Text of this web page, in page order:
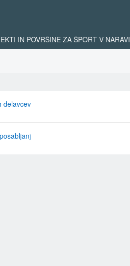
IN POVRŠINE ZA ŠPORT V NARAVI
delavcev